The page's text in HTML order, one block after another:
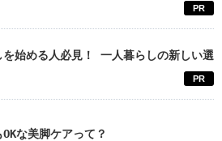
PR
を始める人必見！ 一人暮らしの新しい選
PR
な美脚ケアって？